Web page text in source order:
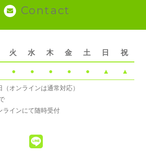
Contact
火 水 木 金 土 日 祝
● ● ● ● ● ▲ ▲
オンラインは通常対応）
インにて随時受付